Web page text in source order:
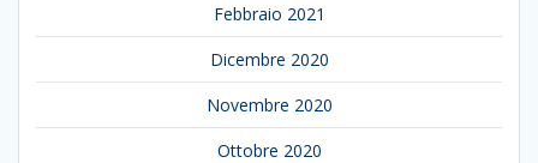
Febbraio 2021
Dicembre 2020
Novembre 2020
Ottobre 2020